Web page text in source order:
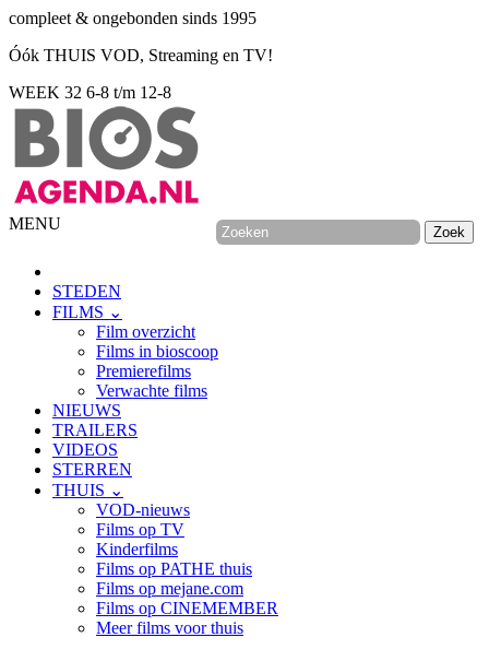
compleet & ongebonden sinds 1995
Óók THUIS VOD, Streaming en TV!
WEEK 32 6-8 t/m 12-8
MENU
STEDEN
FILMS ⌄
Film overzicht
Films in bioscoop
Premierefilms
Verwachte films
NIEUWS
TRAILERS
VIDEOS
STERREN
THUIS ⌄
VOD-nieuws
Films op TV
Kinderfilms
Films op PATHE thuis
Films op mejane.com
Films op CINEMEMBER
Meer films voor thuis